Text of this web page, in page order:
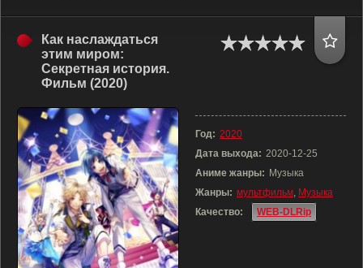
Как наслаждаться
этим миром:
Секретная история.
Фильм (2020)
Год: 2020
Дата выхода: 2020-12-25
Аниме жанры: Музыка
Жанры: мультфильм, Музыка
Качество:
WEB-DLRip